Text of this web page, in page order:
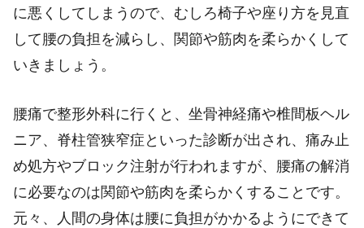
に悪くしてしまうので、むしろ椅子や座り方を見直
して腰の負担を減らし、関節や筋肉を柔らかくして
いきましょう。
腰痛で整形外科に行くと、坐骨神経痛や椎間板ヘル
ニア、脊柱管狭窄症といった診断が出され、痛み止
め処方やブロック注射が行われますが、腰痛の解消
に必要なのは関節や筋肉を柔らかくすることです。
元々、人間の身体は腰に負担がかかるようにできて